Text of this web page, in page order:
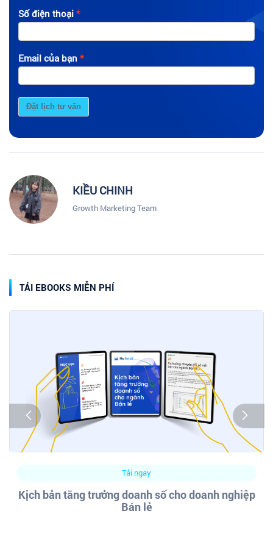
Số điện thoại
Email của bạn
Đặt lịch tư vấn
KIỀU CHINH
Growth Marketing Team
TẢI EBOOKS MIỄN PHÍ
Tải ngay
Kịch bản tăng trưởng doanh số cho doanh nghiệp
Bán lẻ